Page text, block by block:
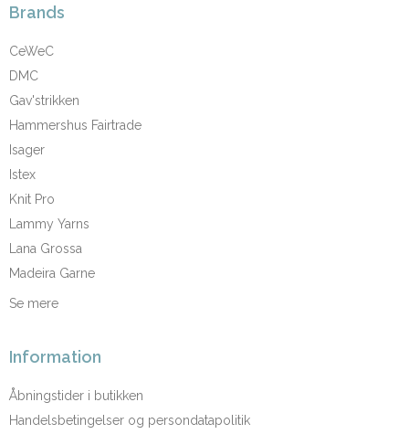
Brands
CeWeC
DMC
Gav'strikken
Hammershus Fairtrade
Isager
Istex
Knit Pro
Lammy Yarns
Lana Grossa
Madeira Garne
Se mere
Information
Åbningstider i butikken
Handelsbetingelser og persondatapolitik